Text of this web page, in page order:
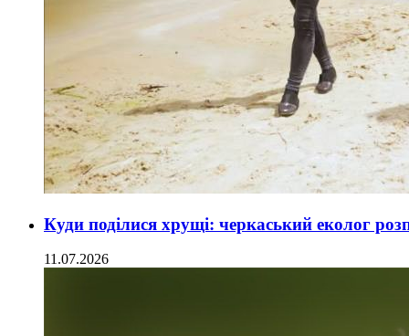
Куди поділися хрущі: черкаський еколог
11.07.2026